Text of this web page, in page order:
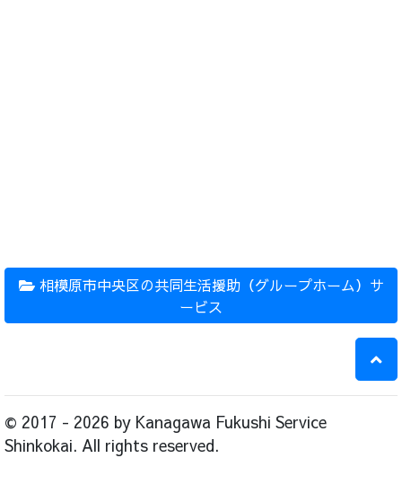
相模原市中央区の共同生活援助（グループホーム）サ
ービス
© 2017 - 2026 by Kanagawa Fukushi Service
Shinkokai. All rights reserved.